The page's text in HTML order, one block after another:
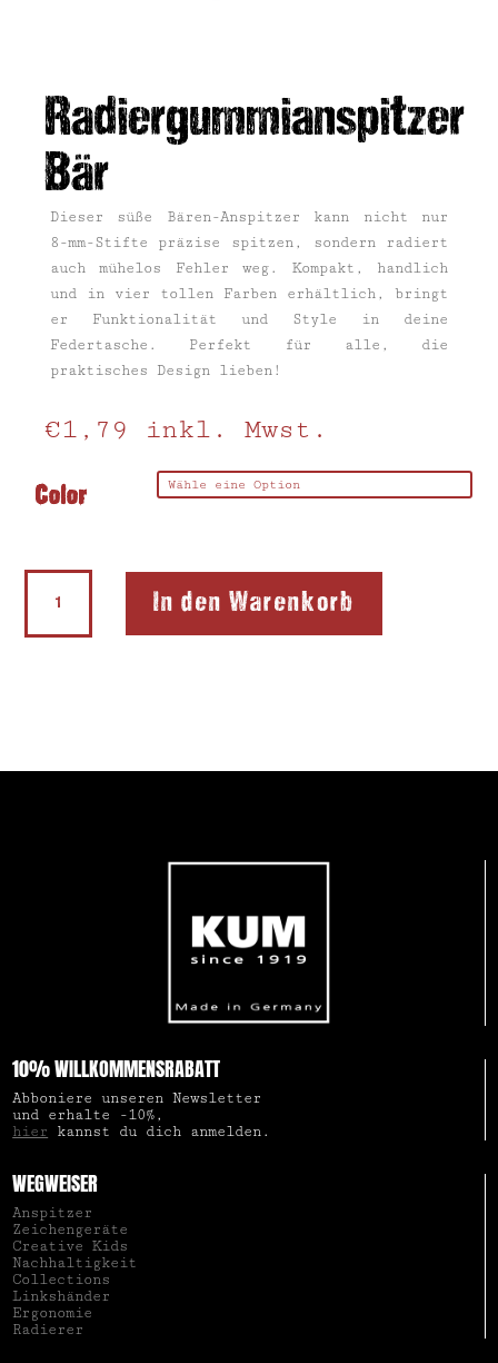
Radiergummianspitzer
Bär
Dieser süße Bären-Anspitzer kann nicht nur
8-mm-Stifte präzise spitzen, sondern radiert
auch mühelos Fehler weg. Kompakt, handlich
und in vier tollen Farben erhältlich, bringt
er Funktionalität und Style in deine
Federtasche. Perfekt für alle, die
praktisches Design lieben!
€1,79 inkl. Mwst.
Color
Radiergummianspitzer
Bär
Menge
In den Warenkorb
10% WILLKOMMENSRABATT
Abboniere unseren Newsletter
und erhalte -10%,
hier kannst du dich anmelden.
WEGWEISER
Anspitzer
Zeichengeräte
Creative Kids
Nachhaltigkeit
Collections
Linkshänder
Ergonomie
Radierer